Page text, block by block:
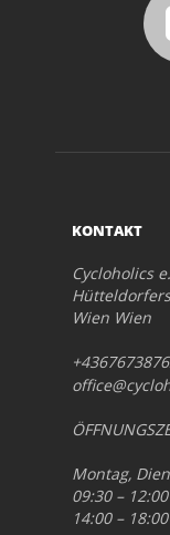
KONTAKT
Cycloholics
Wien Wien
Montag,
09:30 –
14:00 –